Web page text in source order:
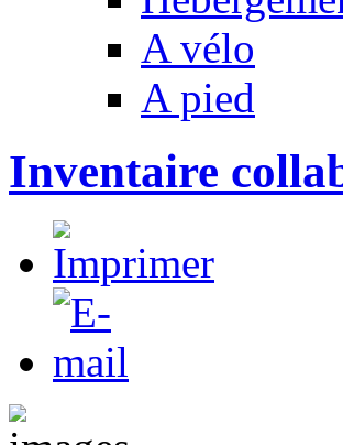
A vélo
A pied
Inventaire